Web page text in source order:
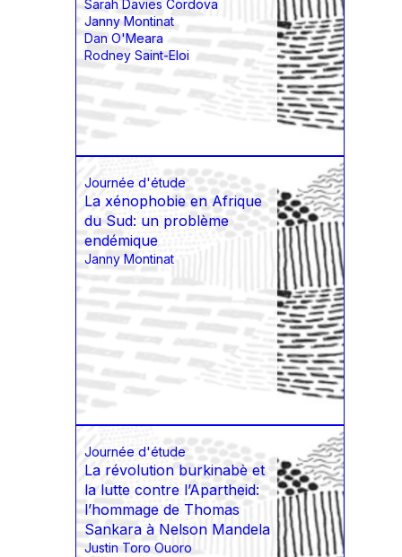
Sarah Davies Cordova
Janny Montinat
Dan O'Meara
Rodney Saint-Eloi
Journée d'étude
La xénophobie en Afrique
du Sud: un problème
endémique
Janny Montinat
Journée d'étude
La révolution burkinabè et
la lutte contre l’Apartheid:
l’hommage de Thomas
Sankara à Nelson Mandela
Justin Toro Ouoro